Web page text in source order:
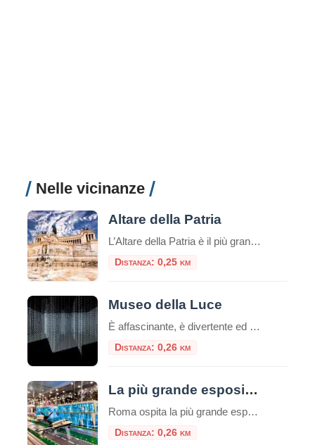
Nelle vicinanze
Altare della Patria
L’Altare della Patria è il più grande monumento nazionale d’Italia ed è stato inaugurato dal re Vittorio Emanuele III durante il 50° anniversario dell’Unità d’Italia all’Esposizione Universale del 4 giugno 1911. Il monumento era originariamente progettato per commemorare il re Vittorio Emanuele II di Savoia. Fu il primo re d’Italia ed era conosciuto come il ‘Re […]
Distanza: 0,25 km
Museo della Luce
È affascinante, è divertente ed è sicuramente sorprendente. Benvenuti nel palazzo storico ricco di affascinanti installazioni luminose, illusioni avvincenti e un’atmosfera meravigliosa! L’esposizione del museo si sviluppa in uno spazio di 1000 m2 dove le installazioni luminose incontrano le invenzioni scientifiche e artistiche: l’arte della luce e l’ottica vengono esposte insieme a scoperte che hanno […]
Distanza: 0,26 km
La più grande esposizione europea di mattoncini LEGO®
Roma ospita la più grande esposizione europea di modelli realizzati con i celebri mattoncini LEGO®, un evento unico e spettacolare nel cuore del centro storico, a due passi da Piazza Venezia. Un’esposizione inedita Tutti i modelli in mostra sono inediti e mai presentati prima. Oltre 100 diorami e migliaia di costruzioni, per un totale di […]
Distanza: 0,26 km